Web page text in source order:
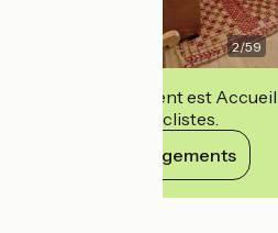
2/59
Cet établissement est
accueillir des cyclistes.
Voir ses engagements